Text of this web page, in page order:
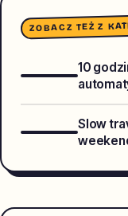
ZOBACZ TEŻ Z
10
Slow